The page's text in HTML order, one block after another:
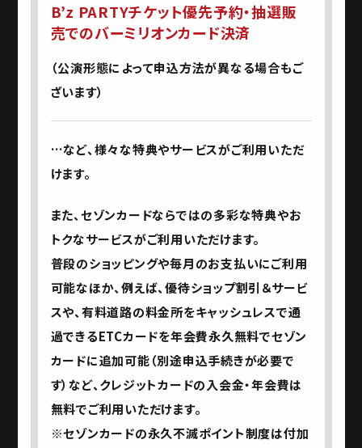
B’z PARTYチケット優先予約・抽選販
売でのバーミリオンカード決済
（公演形態によって申込方法が異なる場合もご
ざいます）
…など、様々な特典やサービスがご利用いただ
けます。
また、セゾンカードならではの多彩な特典やお
トクなサービスがご利用いただけます。
普段のショッピングや毎月のお支払いにご利用
可能なほか、例えば、優待ショップ割引＆サービ
スや、有料道路の料金所をキャッシュレスで通
過できるETCカードを年会費永久無料でセゾン
カードに追加可能（別途申込手続きが必要で
す）など、クレジットカードの入会金・年会費は
無料でご利用いただけます。
※セゾンカードの永久不滅ポイント制度は付加